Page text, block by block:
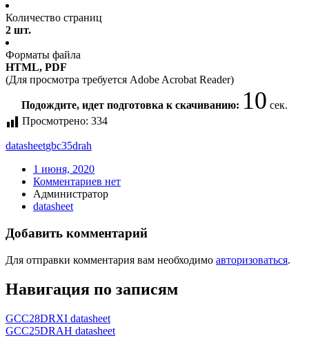
Количество страниц
2 шт.
Форматы файла
HTML, PDF
(Для просмотра требуется Adobe Acrobat Reader)
Подождите, идет подготовка к скачиванию: 10 сек.
Просмотрено: 334
datasheetgbc35drah
1 июня, 2020
Комментариев нет
Администратор
datasheet
Добавить комментарий
Для отправки комментария вам необходимо авторизоваться.
Навигация по записям
GCC28DRXI datasheet
GCC25DRAH datasheet